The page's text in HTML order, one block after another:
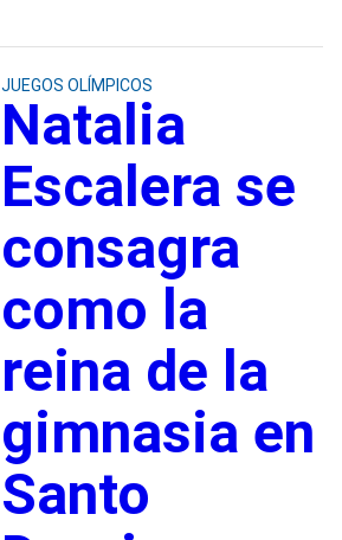
JUEGOS OLÍMPICOS
Natalia
Escalera se
consagra
como la
reina de la
gimnasia en
Santo